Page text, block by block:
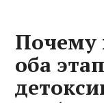
Почему
оба